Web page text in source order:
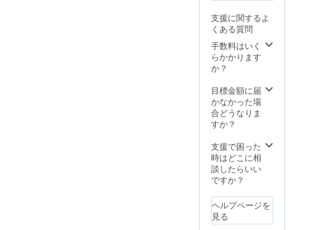
令和 4年 4月
(財)北海道機
械工業会殿
より技術力
協力化エキ
スパート就
任を受諾
その他特記
事項 文部科
学省 へ研究
機関として
み
支援に関するよ
くある質問
手数料はいく
らかかります
か？
目標金額に届
かなかった場
合どうなりま
すか？
支援で困った
時はどこに相
談したらいい
ですか？
ヘルプページを
見る